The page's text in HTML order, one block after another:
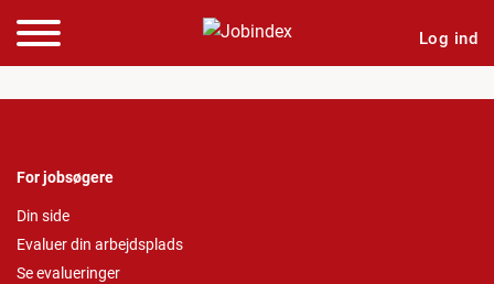
Log ind
For jobsøgere
Din side
Evaluer din arbejdsplads
Se evalueringer